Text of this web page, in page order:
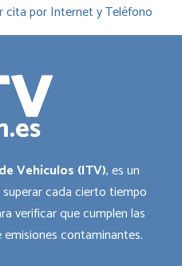
cita por Internet y Teléfono
Vehículos (ITV), es un
cada cierto tiempo
verificar que cumplen las
contaminantes.